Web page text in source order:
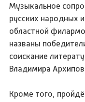
Музыкальное
русских народных
областной
названы
соискание
Владимира
Кроме того,